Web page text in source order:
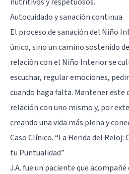
Autocuidado y sanación continua
El proceso de sanación del Niño
único, sino un camino sostenido
relación con el Niño Interior se
escuchar, regular emociones,
cuando haga falta. Mantener este
relación con uno mismo y, por
creando una vida más plena y
Caso Clínico. “La Herida del Reloj:
tu Puntualidad”
J.A. fue un paciente que